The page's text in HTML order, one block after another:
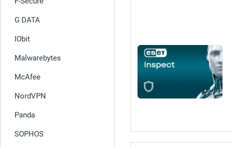
G DATA
IObit
Malwarebytes
McAfee
NordVPN
Panda
SOPHOS